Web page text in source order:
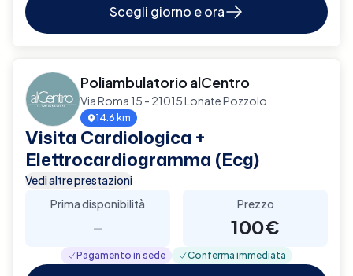
Scegli giorno e ora
Poliambulatorio alCentro
Via Roma 15 - 21015 Lonate Pozzolo
14.6 km
Visita Cardiologica +
Elettrocardiogramma (Ecg)
Vedi altre prestazioni
Prima disponibilità
-
Prezzo
100€
Pagamento in sede Conferma immediata